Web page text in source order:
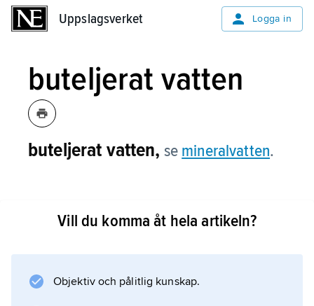
Uppslagsverket Logga in
buteljerat vatten
buteljerat vatten, se mineralvatten.
Vill du komma åt hela artikeln?
Objektiv och pålitlig kunskap.